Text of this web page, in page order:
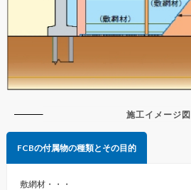
施工イメージ図
敷網材